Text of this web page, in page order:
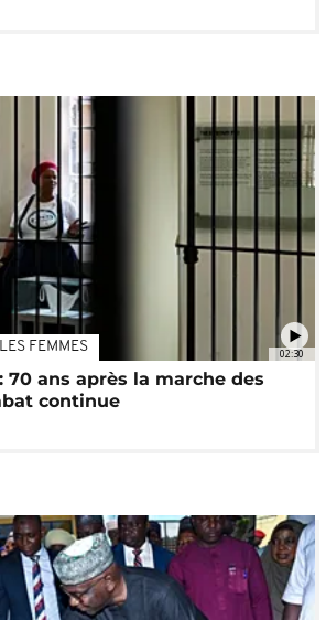
02:30
FEMMES
70 ans après la marche des
continue